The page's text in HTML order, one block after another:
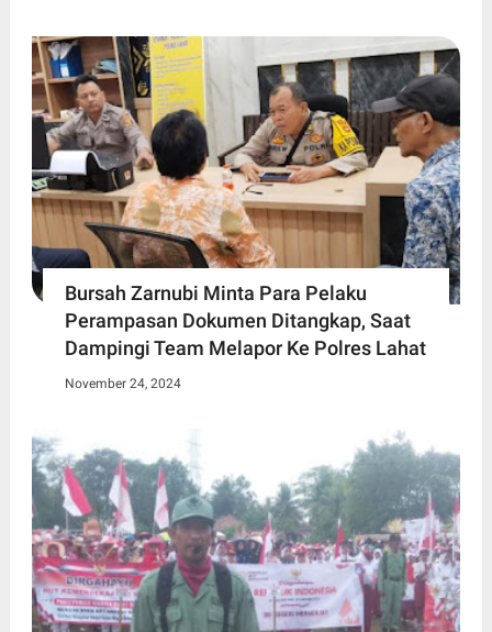
Bursah Zarnubi Minta Para Pelaku
Perampasan Dokumen Ditangkap, Saat
Dampingi Team Melapor Ke Polres Lahat
November 24, 2024